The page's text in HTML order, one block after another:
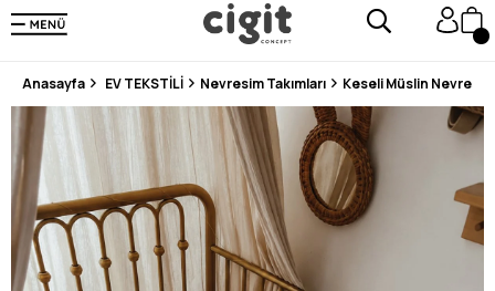
250.000'DEN FAZLA DEĞERLENDİRMEDE 5 ÜZERİNDEN 4.8 PUAN ALDI ⭐⭐⭐⭐⭐
3 MİLYONDAN FAZLA MUTLU MÜŞTERİ ❤️ 10 MİLYON ÜRÜN
Anasayfa EV TEKSTİLİ Nevresim Takımları